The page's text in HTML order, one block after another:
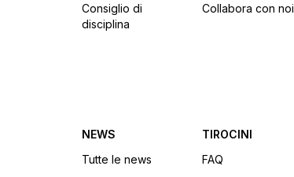
Consiglio di
disciplina
Collabora con noi
NEWS
Tutte le news
TIROCINI
FAQ